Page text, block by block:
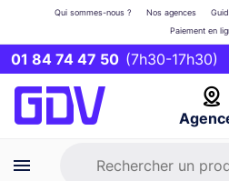
01 84 74 47 50 (7h30-17h30)
Qui sommes-nous ? Nos agences
Paiement en